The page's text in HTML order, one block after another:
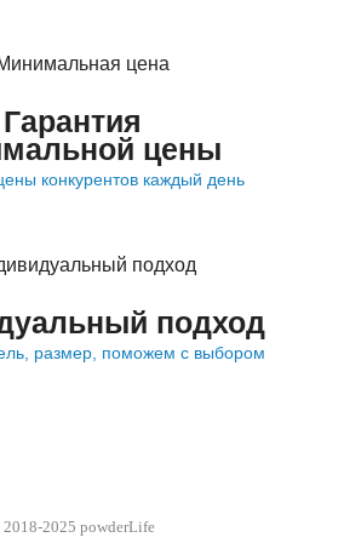
Гарантия
цены
конкурентов каждый день
подход
размер, поможем с выбором
2025 powderLife